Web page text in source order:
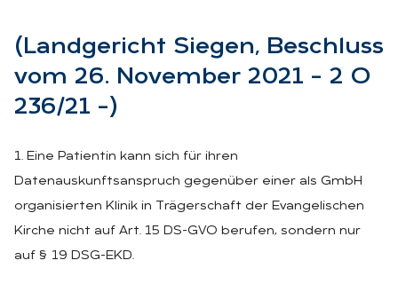
(Land­ge­richt Sie­gen, Be­schluss
vom 26. No­vem­ber 2021 – 2 O
236/21 –)
1. Eine Patientin kann sich für ihren
Datenauskunftsanspruch gegenüber einer als GmbH
organisierten Klinik in Trägerschaft der Evangelischen
Kirche nicht auf Art. 15 DS-GVO berufen, sondern nur
auf § 19 DSG-EKD.